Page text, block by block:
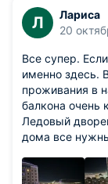
Л
Лариса
20
Все супер.
именно здесь.
проживания в
балкона очень
Ледовый
дома все